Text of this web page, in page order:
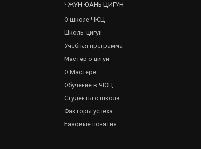
ЧЖУН ЮАНЬ ЦИГУН
О школе ЧЮЦ
Школы цигун
Учебная программа
Мастер о цигун
О Мастере
Обучение в ЧЮЦ
Студенты о школе
Факторы успеха
Базовые понятия